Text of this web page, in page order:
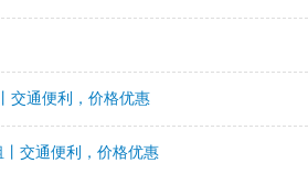
交通便利，价格优惠
交通便利，价格优惠